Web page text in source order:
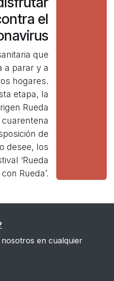
el
que
a parar y a
hogares.
etapa, la
Rueda
de
desee, los
‘Rueda
con Rueda’.
en cualquier